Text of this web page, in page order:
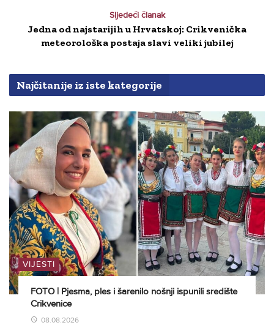
Sljedeći članak
Jedna od najstarijih u Hrvatskoj: Crikvenička
meteorološka postaja slavi veliki jubilej
Najčitanije iz iste kategorije
VIJESTI
FOTO | Pjesma, ples i šarenilo nošnji ispunili središte
Crikvenice
08.08.2026